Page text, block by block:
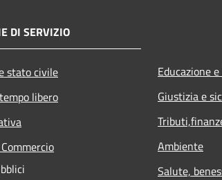
DI SERVIZIO
stato civile
libero
Educazione
Giustizia e
Ambiente
Salute,